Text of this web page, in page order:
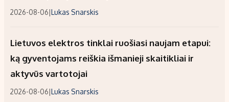
2026-08-06|Lukas Snarskis
Lietuvos elektros tinklai ruošiasi naujam etapui:
ką gyventojams reiškia išmanieji skaitikliai ir
aktyvūs vartotojai
2026-08-06|Lukas Snarskis